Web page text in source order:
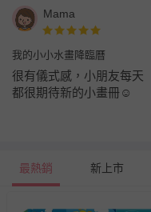
Mama
我的小小水畫降臨曆
很有儀式感，小朋友每天
都很期待新的小畫冊☺️
最熱銷 新上市